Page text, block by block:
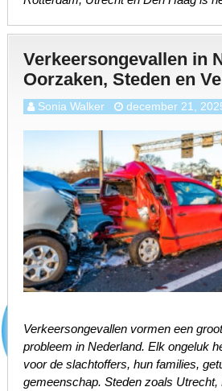
Verkeersongevallen in
Oorzaken, Steden en
Sonia Walker december 21,
Verkeersongevallen vormen een
probleem in Nederland. Elk ongeluk
voor de slachtoffers, hun families,
gemeenschap. Steden zoals Utrecht,